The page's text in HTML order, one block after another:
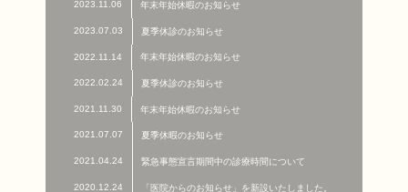
2023.11.06 年末年始休暇のお知らせ
2023.07.03 夏季休診のお知らせ
2022.11.14 年末年始休暇のお知らせ
2022.02.24 夏季休診のお知らせ
2021.11.30 年末年始休暇のお知らせ
2021.07.07 夏季休暇のお知らせ
2021.04.24 緊急事態宣言期間中の診療時間について
2020.12.24 「医院からのお知らせ」を新設いたしました。